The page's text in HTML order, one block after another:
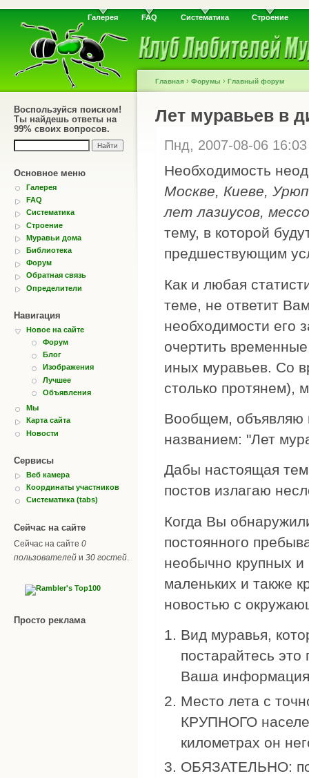
Галерея FAQ Систематика Строение
Воспользуйся поиском!
Ты найдешь ответы на
99% своих вопросов.
Основное меню
Галерея
FAQ
Систематика
Строение
Муравьи дома
Библиотека
Форум
Обратная связь
Определители
Навигация
Новое на сайте
Форум
Блог
Изображения
Лучшее
Объявления
Мы
Карта сайта
Новости
Сервисы
Веб камера
Координаты участников
Систематика (tabs)
Сейчас на сайте
Сейчас на сайте 0
пользователей и 30 гостей
Просто реклама
Главная › Форумы › Главный форум
Лет муравьев в
Пнд, 2007-08-06
Необходимость
Москве, Киеве,
лет лазиусов,
тему, в которой
предшествующим
Как и любая
теме, не ответит
необходимости его
очертить
иных муравьев. Со
столько протянем),
Вообщем, объявляю
названием: "Лет
Дабы настоящая
постов излагаю
Когда Вы
постоянного
необычно крупных
маленьких и также
новостью с
Вид муравья,
постарайтесь
Ваша информация
Место лета с
КРУПНОГО
километрах он
ОБЯЗАТЕЛЬНО: